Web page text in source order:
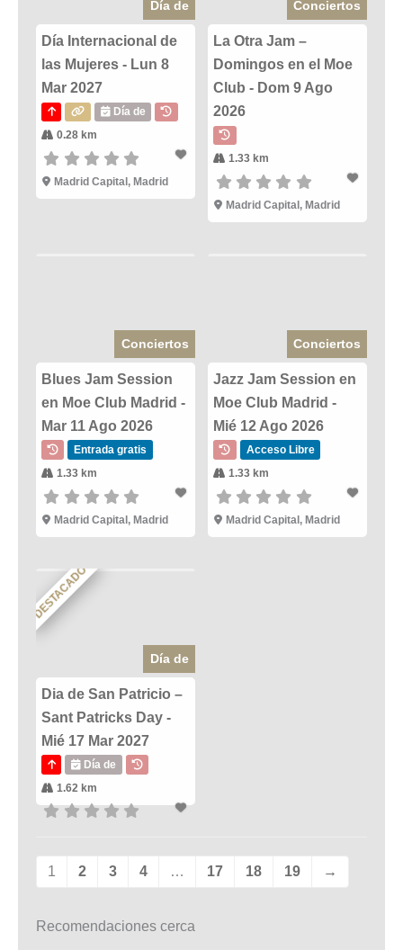
Día de
Día Internacional de
las Mujeres - Lun 8
Mar 2027
Día de
0.28 km
Madrid Capital, Madrid
Conciertos
La Otra Jam –
Domingos en el Moe
Club - Dom 9 Ago
2026
1.33 km
Madrid Capital, Madrid
Conciertos
Blues Jam Session
en Moe Club Madrid -
Mar 11 Ago 2026
Entrada gratis
1.33 km
Madrid Capital, Madrid
Conciertos
Jazz Jam Session en
Moe Club Madrid -
Mié 12 Ago 2026
Acceso Libre
1.33 km
Madrid Capital, Madrid
DESTACADO
Día de
Dia de San Patricio –
Sant Patricks Day -
Mié 17 Mar 2027
Día de
1.62 km
1 2 3 4 … 17 18 19 →
Recomendaciones cerca